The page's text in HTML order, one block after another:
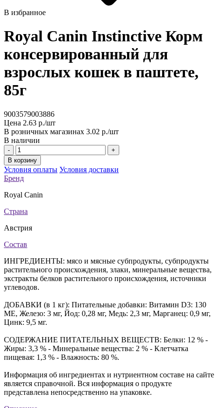
В избранное
Royal Canin Instinctive Корм
консервированный для
взрослых кошек в паштете,
85г
9003579003886
Цена 2.63 р./шт
В розничных магазинах 3.02 р./шт
В наличии
-
+
В корзину
Условия оплаты Условия доставки
Бренд
Royal Canin
Страна
Австрия
Состав
ИНГРЕДИЕНТЫ: мясо и мясные субпродукты, субпродукты
растительного происхождения, злаки, минеральные вещества,
экстракты белков растительного происхождения, источники
углеводов.
ДОБАВКИ (в 1 кг): Питательные добавки: Витамин D3: 130
ME, Железо: 3 мг, Йод: 0,28 мг, Медь: 2,3 мг, Марганец: 0,9 мг,
Цинк: 9,5 мг.
СОДЕРЖАНИЕ ПИТАТЕЛЬНЫХ ВЕЩЕСТВ: Белки: 12 % -
Жиры: 3,3 % - Минеральные вещества: 2 % - Клетчатка
пищевая: 1,3 % - Влажность: 80 %.
Информация об ингредиентах и нутриентном составе на сайте
является справочной. Вся информация о продукте
представлена непосредственно на упаковке.